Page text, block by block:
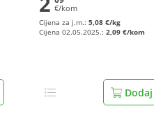
€/kom
Cijena za j.m.: 5,08 €/kg
Cijena 02.05.2025.: 2,09 €/kom
Dodaj